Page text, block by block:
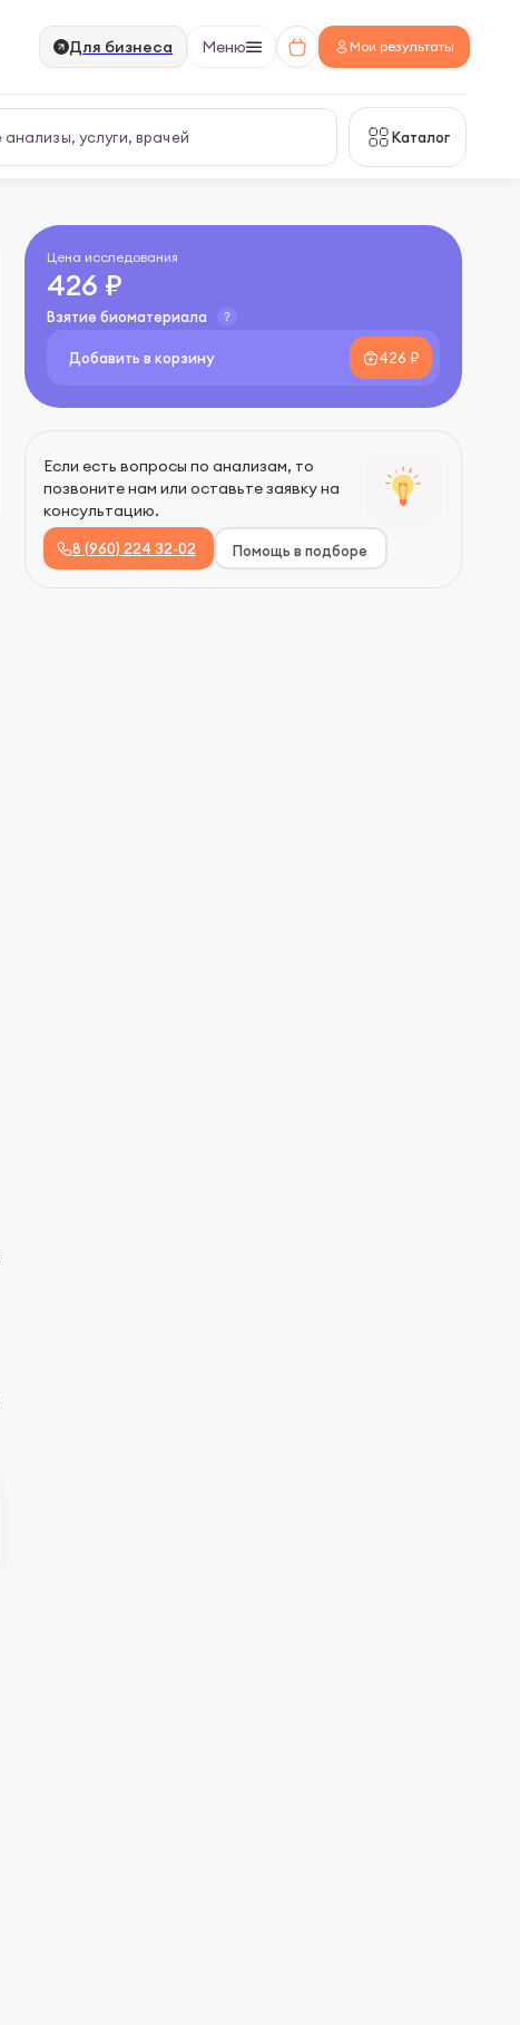
Для бизнеса Меню Мои результаты
Каталог
Цена исследования
426 ₽
Взятие биоматериала
Добавить в корзину 426 ₽
Если есть вопросы по анализам, то
позвоните нам или оставьте заявку на
консультацию.
8 (960) 224 32-02
Помощь в подборе